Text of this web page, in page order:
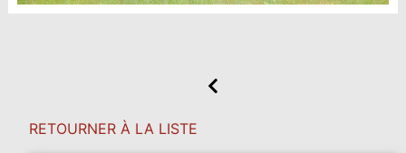
RETOURNER À LA LISTE